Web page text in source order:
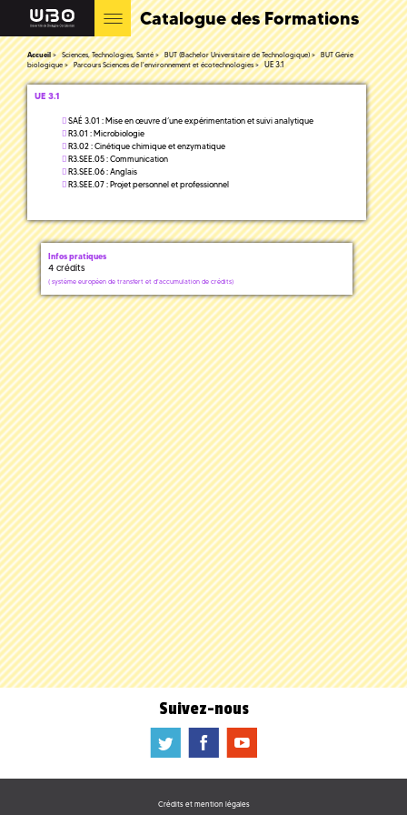
Catalogue des Formations
Accueil Sciences, Technologies, Santé BUT (Bachelor Universitaire de Technologique)
BUT Génie
biologique
Parcours Sciences de l'environnement et écotechnologies UE 3.1
UE 3.1
SAÉ 3.01 : Mise en œuvre d’une expérimentation et suivi analytique
R3.01 : Microbiologie
R3.02 : Cinétique chimique et enzymatique
R3.SEE.05 : Communication
R3.SEE.06 : Anglais
R3.SEE.07 : Projet personnel et professionnel
Infos pratiques
4 crédits
( système européen de transfert et d'accumulation de crédits)
Suivez-nous
a b f
Crédits et mention légales